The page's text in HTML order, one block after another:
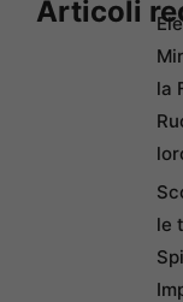
Articoli
la
le